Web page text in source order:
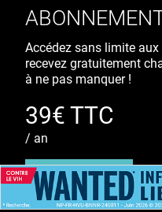
Accédez sans limite
recevez gratuitement
à ne pas manquer !
39€ TTC
/ an
S'ABONNER